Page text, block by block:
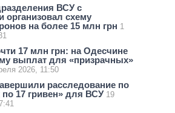
ВСУ с
организовал схему
на более 15 млн грн 1
17 млн грн: на Одесчине
выплат для «призрачных»
2026, 11:50
расследование по
по 17 гривен» для ВСУ 19